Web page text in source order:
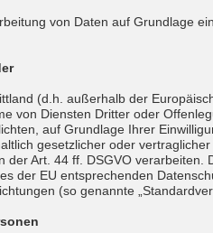
von Daten auf Grundlage
(d.h. außerhalb der
von Diensten Dritter oder
auf Grundlage Ihrer
gesetzlicher oder
der Art. 44 ff. DSGVO
der EU entsprechenden
(so genannte